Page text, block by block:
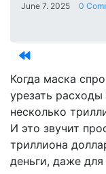
June 7. 2025 0
Когда маска
урезать
несколько
И это звучит
триллиона
деньги, даже